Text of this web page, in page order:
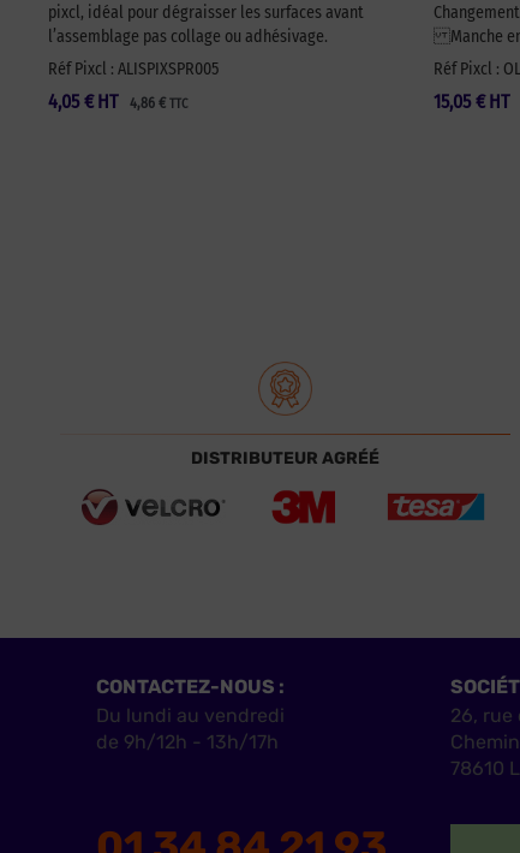
pixcl, idéal pour dégraisser les surfaces avant
l’assemblage pas collage ou adhésivage.
Réf Pixcl : ALISPIXSPR005
4,05 € 4,86 € TTC
HT
Manche en
Réf Pixcl :
15,05 € HT
DISTRIBUTEUR AGRÉÉ
CONTACTEZ-NOUS :
Du lundi au vendredi
de 9h/12h - 13h/17h
26, rue
78610